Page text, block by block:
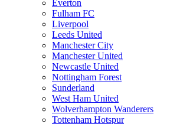
Everton
Fulham FC
Liverpool
Leeds United
Manchester City
Manchester United
Newcastle United
Nottingham Forest
Sunderland
West Ham United
Wolverhampton Wanderers
Tottenham Hotspur